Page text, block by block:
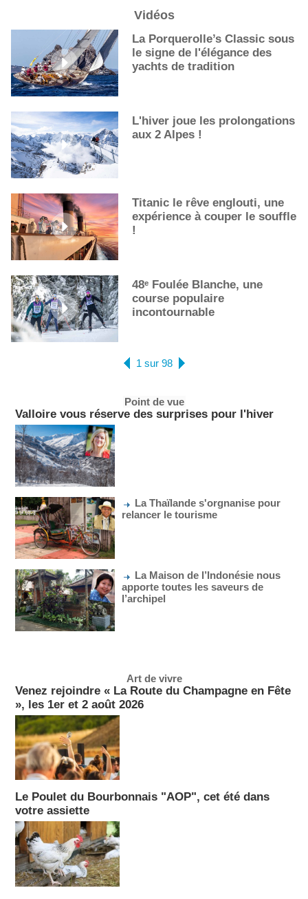
De nouveaux cocktails, stars de l’été
Les cocktails, stars de l’été
La première sélection des grappes du Guide Michelin
Vidéos
La Porquerolle’s Classic sous
le signe de l'élégance des
yachts de tradition
L'hiver joue les prolongations
aux 2 Alpes !
Titanic le rêve englouti, une
expérience à couper le souffle
!
48ᵉ Foulée Blanche, une
course populaire
incontournable
1 sur 98
Point de vue
Valloire vous réserve des surprises pour l'hiver
La Thaïlande s'orgnanise pour
relancer le tourisme
La Maison de l’Indonésie nous
apporte toutes les saveurs de
l’archipel
Art de vivre
Venez rejoindre « La Route du Champagne en Fête
», les 1er et 2 août 2026
Le Poulet du Bourbonnais "AOP", cet été dans
votre assiette